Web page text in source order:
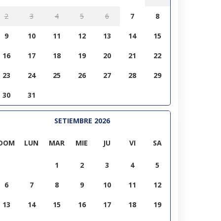
2 3 4 5 6 7 8
9 10 11 12 13 14 15
16 17 18 19 20 21 22
23 24 25 26 27 28 29
30 31
SETIEMBRE 2026
LUN MAR MIE JU VI SA
1 2 3 4 5
6 7 8 9 10 11 12
13 14 15 16 17 18 19